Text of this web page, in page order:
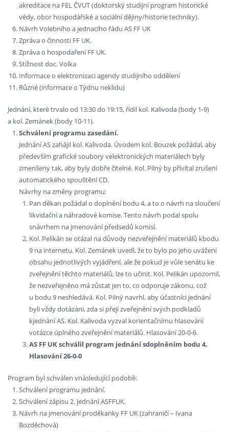
akreditace na FEL ČVUT (doktorský studijní program historické
vědy, obor hospodářské a sociální dějiny/historie techniky).
Návrh Volebního a jednacího řádu AS FF UK
Zpráva o činnosti FF UK.
Zpráva o hospodaření FF UK.
Stížnost doc. Volka
Informace o elektronizaci agendy studijního oddělení
Různé (informace o Týdnu neklidu)
Jednání, které trvalo od 13:30 do 19:15, řídil kol. Kalivoda (body 1-9)
a kol. Zemánek (body 10-11).
Schválení programu zasedání.
Jednání AS zahájil kol. Kalivoda. Úvodem kol. Bouzek požádal, aby
především grafické soubory velektronických materiálech byly
zmenšeny tak, aby byly dobře čitelné. Kol. Pilný by přivítal zrušení
automatického spouštění CD.
Návrhy na změny programu:
Pan děkan požádal o doplnění bodu 4, a to o návrh na sloučení
likvidační a náhradové komise. Tento návrh podal spolu
snávrhem na jmenování předsedů komisí.
Kol. Pelikán se otázal na důvody nezveřejnění materiálů kbodu
9 na internetu. Kol. Zemánek uvedl, že to bylo po jeho uvážení
obsahu jednotlivých vyjádření, ale že pokud je vůle senátu ke
zveřejnění těchto materiálů, lze to učinit. Kol. Pelikán upozornil,
že nezveřejněno má zůstat jen to, co odporuje zákonu, což
u bodu 9 neshledává. Kol. Pilný navrhl, aby účastníci jednání
byli vždy dotázáni, zda si přejí zveřejnění svých podkladů
kjednání AS. Kol. Kalivoda vyzval korientačnímu hlasování
votázce úplného zveřejnění materiálů. Hlasování 20-0-6.
AS FF UK schválil program jednání sdoplněním bodu 4.
Hlasování 26-0-0
Program byl schválen vnásledující podobě:
Schválení programu jednání.
Schválení zápisu 2. jednání ASFFUK.
Návrh na jmenování proděkanky FF UK (zahraničí – Ivana
Bozděchová)